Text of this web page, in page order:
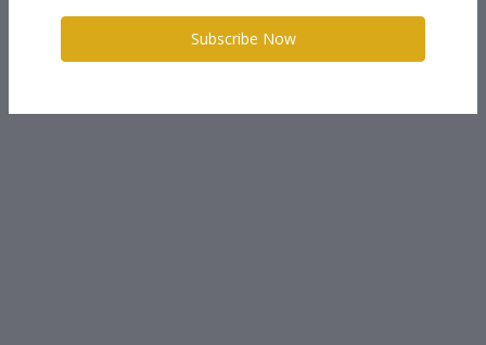
Subscribe Now